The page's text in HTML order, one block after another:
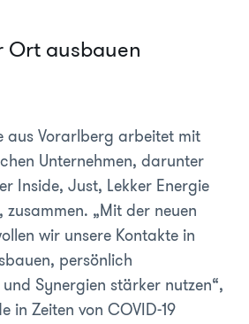
Ort ausbauen
aus Vorarlberg arbeitet mit
Unternehmen, darunter
Inside, Just, Lekker Energie
„Mit der neuen
wir unsere Kontakte in
persönlich
Synergien stärker nutzen“,
in Zeiten von COVID-19